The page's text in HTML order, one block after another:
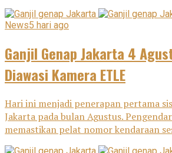
News5 hari ago
Ganjil Genap Jakarta 4
Diawasi Kamera ETLE
Hari ini menjadi penerapan pertama
Jakarta pada bulan Agustus.
memastikan pelat nomor kendaraan